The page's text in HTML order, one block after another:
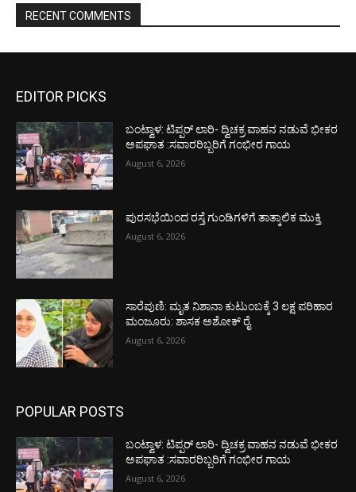
RECENT COMMENTS
EDITOR PICKS
ಬಂಟ್ವಾಳ: ಟಿಪ್ಪರ್ ಲಾರಿ- ದ್ವಿಚಕ್ರ ವಾಹನ ನಡುವೆ ಭೀಕರ
ಅಪಘಾತ :ಸವಾರರಿಬ್ಬರಿಗೆ ಗಂಭೀರ ಗಾಯ
August 6, 2026
ಪುರಸಭೆಯಿಂದ ರಸ್ತೆ ಗುಂಡಿಗಳಿಗೆ ತಾತ್ಕಾಲಿಕ ಮುಕ್ತಿ
August 6, 2026
ಸಾರೆಪುಣಿ: ಮೃತ ನಿಶಾನಾ ಕುಟುಂಬಕ್ಕೆ 3 ಲಕ್ಷ ಪರಿಹಾರ
ಮಂಜೂರು: ಶಾಸಕ ಅಶೋಕ್ ರೈ
August 6, 2026
POPULAR POSTS
ಬಂಟ್ವಾಳ: ಟಿಪ್ಪರ್ ಲಾರಿ- ದ್ವಿಚಕ್ರ ವಾಹನ ನಡುವೆ ಭೀಕರ
ಅಪಘಾತ :ಸವಾರರಿಬ್ಬರಿಗೆ ಗಂಭೀರ ಗಾಯ
August 6, 2026